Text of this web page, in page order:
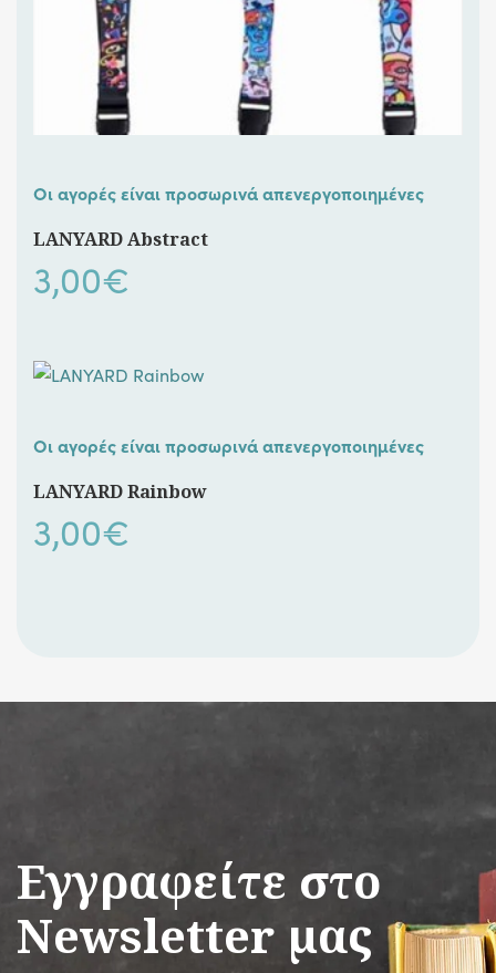
Οι αγορές είναι προσωρινά απενεργοποιημένες
LANYARD Abstract
3,00€
Οι αγορές είναι προσωρινά απενεργοποιημένες
LANYARD Rainbow
3,00€
Εγγραφείτε στο
Newsletter μας